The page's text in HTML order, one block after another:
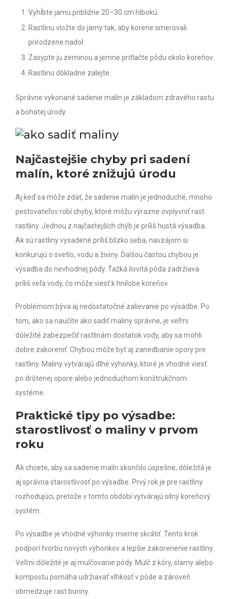
Vyhĺbte jamu približne 20–30 cm hlbokú.
Rastlinu vložte do jamy tak, aby korene smerovali
prirodzene nadol.
Zasypte ju zeminou a jemne pritlačte pôdu okolo koreňov.
Rastlinu dôkladne zalejte.
Správne vykonané sadenie malín je základom zdravého rastu
a bohatej úrody.
Najčastejšie chyby pri sadení
malín, ktoré znižujú úrodu
Aj keď sa môže zdať, že sadenie malín je jednoduché, mnoho
pestovateľov robí chyby, ktoré môžu výrazne ovplyvniť rast
rastliny. Jednou z najčastejších chýb je príliš hustá výsadba.
Ak sú rastliny vysadené príliš blízko seba, navzájom si
konkurujú o svetlo, vodu a živiny. Ďalšou častou chybou je
výsadba do nevhodnej pôdy. Ťažká ílovitá pôda zadržiava
príliš veľa vody, čo môže viesť k hnilobe koreňov.
Problémom býva aj nedostatočné zalievanie po výsadbe. Po
tom, ako sa naučíte ako sadiť maliny správne, je veľmi
dôležité zabezpečiť rastlinám dostatok vody, aby sa mohli
dobre zakoreniť. Chybou môže byť aj zanedbanie opory pre
rastliny. Maliny vytvárajú dlhé výhonky, ktoré je vhodné viesť
po drôtenej opore alebo jednoduchom konštrukčnom
systéme.
Praktické tipy po výsadbe:
starostlivosť o maliny v prvom
roku
Ak chcete, aby sa sadenie malín skončilo úspešne, dôležitá je
aj správna starostlivosť po výsadbe. Prvý rok je pre rastliny
rozhodujúci, pretože v tomto období vytvárajú silný koreňový
systém.
Po výsadbe je vhodné výhonky mierne skrátiť. Tento krok
podporí tvorbu nových výhonkov a lepšie zakorenenie rastliny.
Veľmi dôležité je aj mulčovanie pôdy. Mulč z kôry, slamy alebo
kompostu pomáha udržiavať vlhkosť v pôde a zároveň
obmedzuje rast buriny.